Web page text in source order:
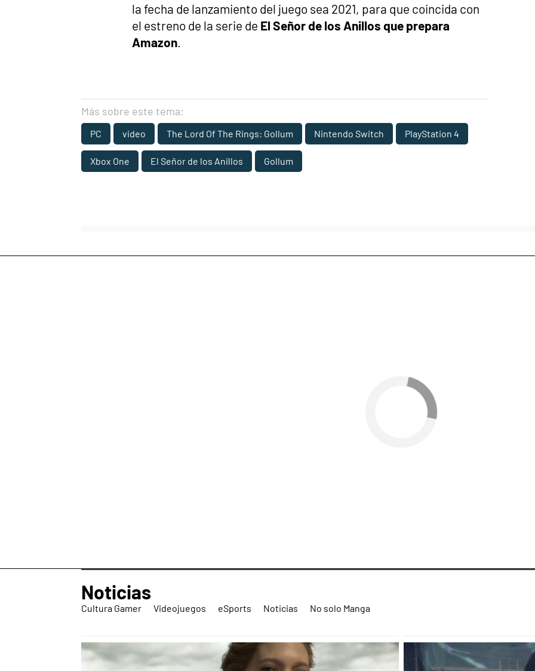
la fecha de lanzamiento del juego sea 2021, para que coincida con
el estreno de la serie de El Señor de los Anillos que prepara
Amazon
Más sobre este tema:
PC video The Lord Of The Rings: Gollum Nintendo Switch PlayStation 4
Xbox One El Señor de los Anillos Gollum
Noticias
Cultura Gamer Videojuegos eSports Noticias No solo Manga